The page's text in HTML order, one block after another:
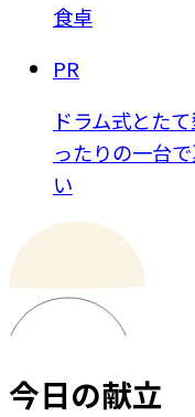
食卓
PR
ドラム式とた
ったりの一台
い
今日の献立